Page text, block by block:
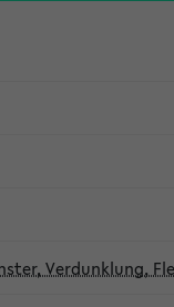
Verdunklung,